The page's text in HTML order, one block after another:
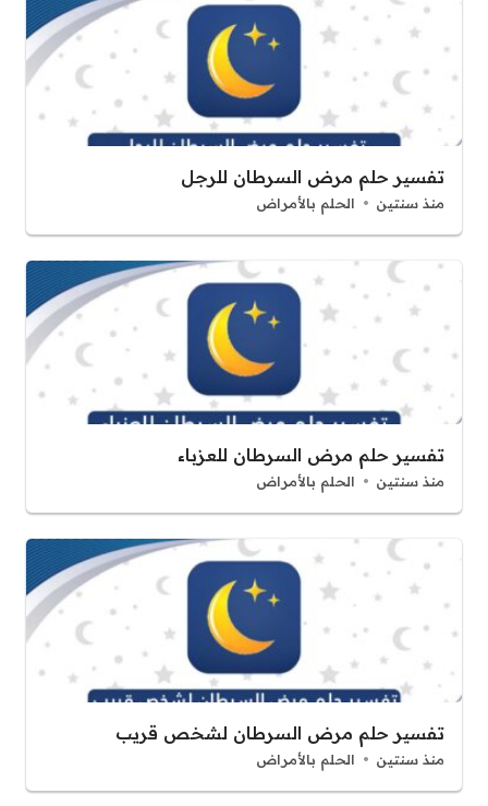
تفسير حلم مرض السرطان للرجل
منذ سنتين الحلم بالأمراض
تفسير حلم مرض السرطان للعزباء
منذ سنتين الحلم بالأمراض
تفسير حلم مرض السرطان لشخص قريب
منذ سنتين الحلم بالأمراض